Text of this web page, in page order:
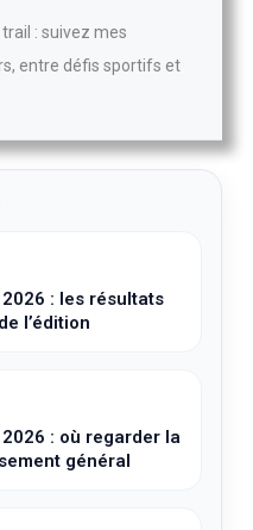
: suivez mes
entre défis sportifs et
: les résultats
l’édition
: où regarder la
général